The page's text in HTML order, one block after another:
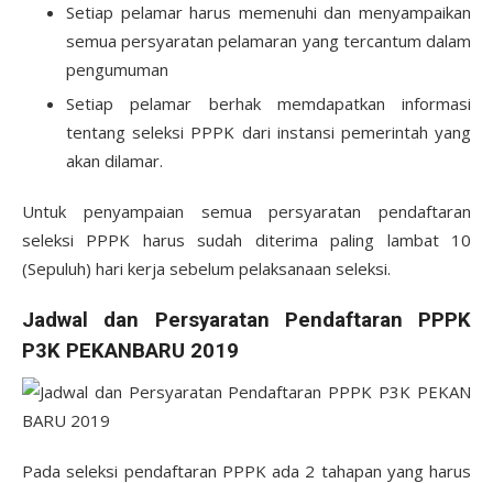
Setiap pelamar harus memenuhi dan menyampaikan
semua persyaratan pelamaran yang tercantum dalam
pengumuman
Setiap pelamar berhak memdapatkan informasi
tentang seleksi PPPK dari instansi pemerintah yang
akan dilamar.
Untuk penyampaian semua persyaratan pendaftaran
seleksi PPPK harus sudah diterima paling lambat 10
(Sepuluh) hari kerja sebelum pelaksanaan seleksi.
Jadwal dan Persyaratan Pendaftaran PPPK
P3K PEKANBARU 2019
Pada seleksi pendaftaran PPPK ada 2 tahapan yang harus